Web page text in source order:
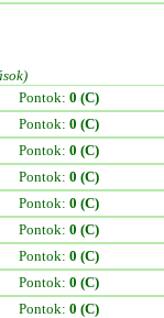
Pontok: 0 (C)
Pontok: 0 (C)
Pontok: 0 (C)
Pontok: 0 (C)
Pontok: 0 (C)
Pontok: 0 (C)
Pontok: 0 (C)
Pontok: 0 (C)
Pontok: 0 (C)